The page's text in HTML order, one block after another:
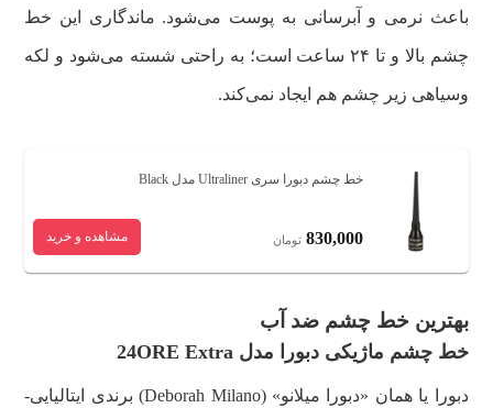
باعث نرمی و آبرسانی به پوست می‌شود. ماندگاری این خط
چشم بالا و تا ۲۴ ساعت است؛ به راحتی شسته می‌شود و لکه
وسیاهی زیر چشم هم ایجاد نمی‌کند.
خط چشم دبورا سری Ultraliner مدل Black
830,000 تومان مشاهده و خرید
بهترین خط چشم ضد آب
خط چشم ماژیکی دبورا مدل 24ORE Extra
دبورا یا همان «دبورا میلانو» (Deborah Milano) برندی ایتالیایی-